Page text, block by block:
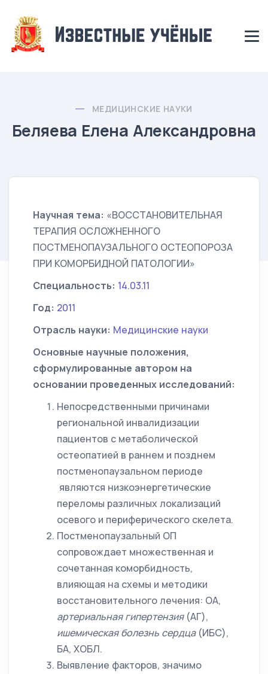
МЕДИЦИНСКИЕ НАУКИ
Беляева Елена Александровна
Научная тема: «ВОССТАНОВИТЕЛЬНАЯ
ТЕРАПИЯ ОСЛОЖНЕННОГО
ПОСТМЕНОПАУЗАЛЬНОГО ОСТЕОПОРОЗА
ПРИ КОМОРБИДНОЙ ПАТОЛОГИИ»
Специальность: 14.03.11
Год: 2011
Отрасль науки: Медицинские науки
Основные научные положения,
сформулированные автором на
основании проведенных исследований:
Непосредственными причинами
региональной инвалидизации
пациентов с метаболической
остеопатией в раннем и позднем
постменопаузальном периоде
являются низкоэнергетические
переломы различных локализаций
осевого и периферического скелета.
Постменопаузальный ОП
сопровождает множественная и
сочетанная коморбидность,
влияющая на схемы и методики
восстановительного лечения: ОА,
артериальная гипертензия(АГ),
ишемическая болезнь сердца(ИБС),
БА, ХОБЛ.
Выявление факторов, значимо